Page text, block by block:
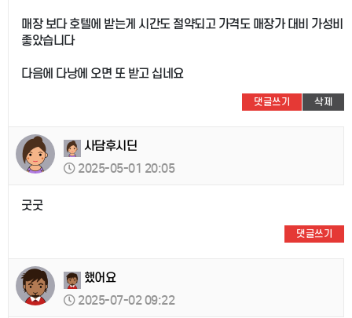
매장 보다 호텔에 받는게 시간도 절약되고 가격도 매장가 대비 가성비
좋았습니다
다음에 다낭에 오면 또 받고 십네요
댓글쓰기 삭제
사담후시딘
2025-05-01 20:05
굿굿
댓글쓰기
했어요
2025-07-02 09:22